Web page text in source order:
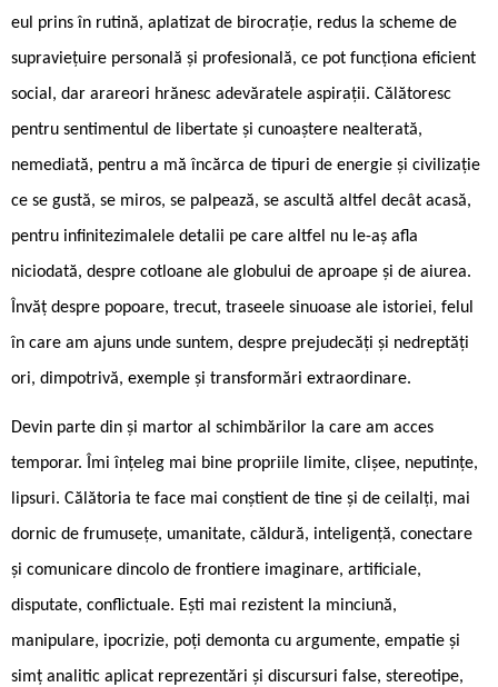
eul prins în rutină, aplatizat de birocrație, redus la scheme de
supraviețuire personală și profesională, ce pot funcționa eficient
social, dar arareori hrănesc adevăratele aspirații. Călătoresc
pentru sentimentul de libertate și cunoaștere nealterată,
nemediată, pentru a mă încărca de tipuri de energie și civilizație
ce se gustă, se miros, se palpează, se ascultă altfel decât acasă,
pentru infinitezimalele detalii pe care altfel nu le-aș afla
niciodată, despre cotloane ale globului de aproape și de aiurea.
Învăț despre popoare, trecut, traseele sinuoase ale istoriei, felul
în care am ajuns unde suntem, despre prejudecăți și nedreptăți
ori, dimpotrivă, exemple și transformări extraordinare.
Devin parte din și martor al schimbărilor la care am acces
temporar. Îmi înțeleg mai bine propriile limite, clișee, neputințe,
lipsuri. Călătoria te face mai conștient de tine și de ceilalți, mai
dornic de frumusețe, umanitate, căldură, inteligență, conectare
și comunicare dincolo de frontiere imaginare, artificiale,
disputate, conflictuale. Ești mai rezistent la minciună,
manipulare, ipocrizie, poți demonta cu argumente, empatie și
simț analitic aplicat reprezentări și discursuri false, stereotipe,